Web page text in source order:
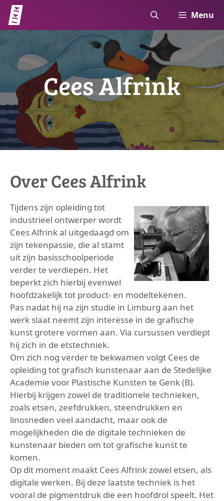
naar
de
inhoud
Menu
Cees Alfrink
Over Cees Alfrink
Tijdens zijn opleiding tot
industrieel ontwerper wordt
Cees Alfrink al uitgedaagd om
zijn tekenpassie, die al stamt
uit zijn basisschoolperiode
verder te verdiepen. Het
beperkt zich hierbij evenwel
hoofdzakelijk tot product- en modeltekenen.
Pas nadat hij na zijn studie in Limburg aan het
werk slaat neemt zijn interesse in de grafische
kunst grotere vormen aan. Via cursussen verdiept
hij zich in de etstechniek.
Om zich nog verder te bekwamen volgt Cees de
opleiding tot grafisch kunstenaar aan de Stedelijke
Academie voor Plastische Kunsten te Genk (B).
Hierbij krijgen zowel de traditionele technieken,
zoals etsen, zeefdrukken, steendrukken en
linosneden veel aandacht, maar ook de
mogelijkheden die de digitale technieken de
kunstenaar bieden om tot grafische kunst te
komen.
Op dit moment maakt Cees Alfrink zowel etsen, als
digitale werken. Bij deze laatste techniek is het
vooral de pigmentdruk die een hoofdrol speelt. Het